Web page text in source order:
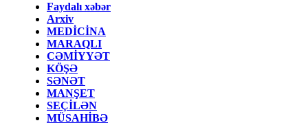
Faydalı xəbər
Arxiv
MEDİCİNA
MARAQLI
CƏMİYYƏT
KÖŞƏ
SƏNƏT
MANŞET
SEÇİLƏN
MÜSAHİBƏ